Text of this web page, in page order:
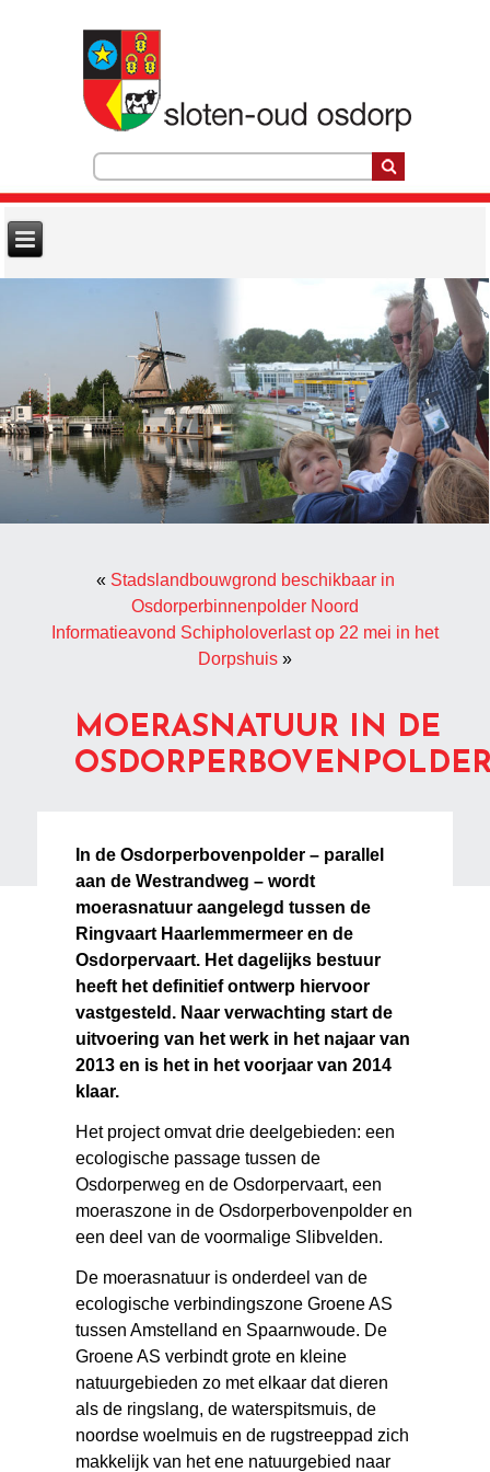
« Stadslandbouwgrond beschikbaar in
Osdorperbinnenpolder Noord
Informatieavond Schipholoverlast op 22 mei in het
Dorpshuis »
MOERASNATUUR IN DE
In de Osdorperbovenpolder – parallel
aan de Westrandweg – wordt
moerasnatuur aangelegd tussen de
Ringvaart Haarlemmermeer en de
Osdorpervaart. Het dagelijks bestuur
heeft het definitief ontwerp hiervoor
vastgesteld. Naar verwachting start de
uitvoering van het werk in het najaar van
2013 en is het in het voorjaar van 2014
klaar.
Het project omvat drie deelgebieden: een
ecologische passage tussen de
Osdorperweg en de Osdorpervaart, een
moeraszone in de Osdorperbovenpolder en
een deel van de voormalige Slibvelden.
De moerasnatuur is onderdeel van de
ecologische verbindingszone Groene AS
tussen Amstelland en Spaarnwoude. De
Groene AS verbindt grote en kleine
natuurgebieden zo met elkaar dat dieren
als de ringslang, de waterspitsmuis, de
noordse woelmuis en de rugstreeppad zich
makkelijk van het ene natuurgebied naar